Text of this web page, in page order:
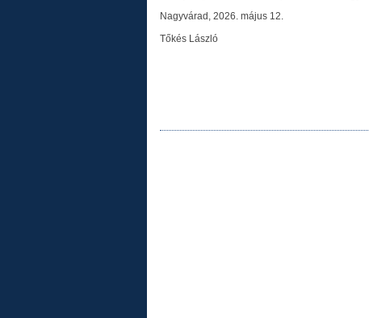
Nagyvárad, 2026. május 12.
Tőkés László